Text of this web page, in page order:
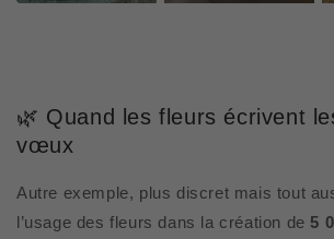
🌿 Quand les fleurs écrivent
vœux
Autre exemple, plus discret mais tout
l’usage des fleurs dans la création de 5